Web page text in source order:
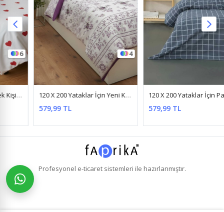
4
120 X 200 Yataklar İçin Yeni Kanaviçe Gül Desen Pamuklu Nevresim Takımı Mor
579,99 TL
3
120 X 200 Yataklar İçin Pamuklu Ekose Nevresim Takımı Kareli Antrasit
579,99 TL
Profesyonel e-ticaretsistemleri ile hazırlanmıştır.